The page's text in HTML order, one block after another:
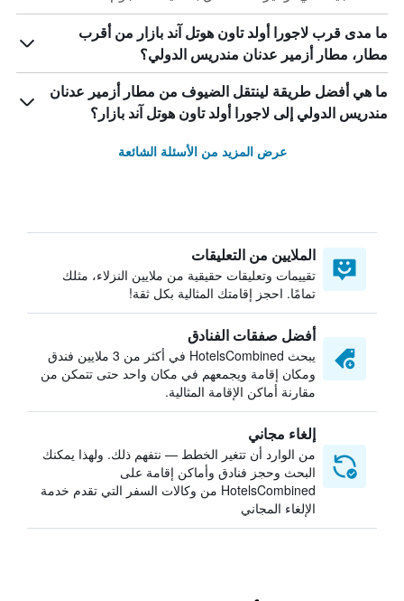
ما مدى قرب لاجورا أولد تاون هوتل آند بازار من أقرب
مطار، مطار أزمير عدنان مندريس الدولي؟
ما هي أفضل طريقة لينتقل الضيوف من مطار أزمير عدنان
مندريس الدولي إلى لاجورا أولد تاون هوتل آند بازار؟
عرض المزيد من الأسئلة الشائعة
الملايين من التعليقات
تقييمات وتعليقات حقيقية من ملايين النزلاء، مثلك
تمامًا. احجز إقامتك المثالية بكل ثقة!
أفضل صفقات الفنادق
يبحث HotelsCombined في أكثر من 3 ملايين فندق
ومكان إقامة ويجمعهم في مكان واحد حتى تتمكن من
مقارنة أماكن الإقامة المثالية.
إلغاء مجاني
من الوارد أن تتغير الخطط — نتفهم ذلك. ولهذا يمكنك
البحث وحجز فنادق وأماكن إقامة على
HotelsCombined من وكالات السفر التي تقدم خدمة
الإلغاء المجاني